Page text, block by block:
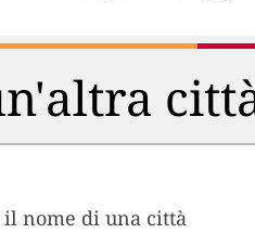
nome di una città